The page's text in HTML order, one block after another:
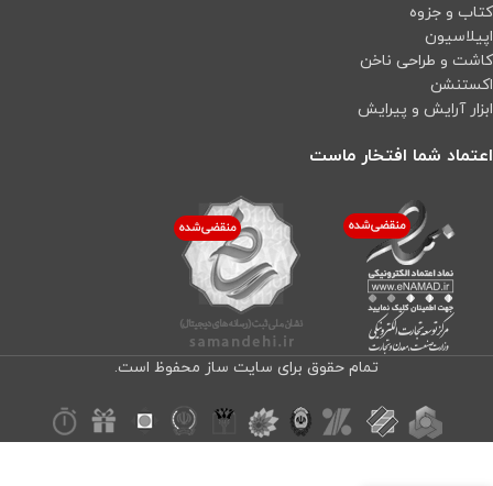
کتاب و جزوه
اپیلاسیون
کاشت و طراحی ناخن
اکستنشن
ابزار آرایش و پیرایش
اعتماد شما افتخار ماست
تمام حقوق برای سایت ساز محفوظ است.